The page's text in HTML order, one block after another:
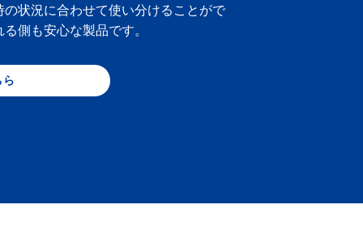
状況に合わせて使い分けることがで
側も安心な製品です。